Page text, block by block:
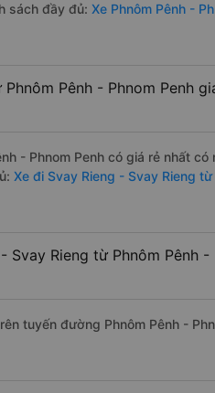
sách đầy đủ: Xe Phnôm Pênh -
Pênh - Phnom Penh
- Phnom Penh có giá rẻ nhất có
Xe đi Svay Rieng - Svay Rieng từ
Svay Rieng từ Phnôm Pênh -
tuyến đường Phnôm Pênh -